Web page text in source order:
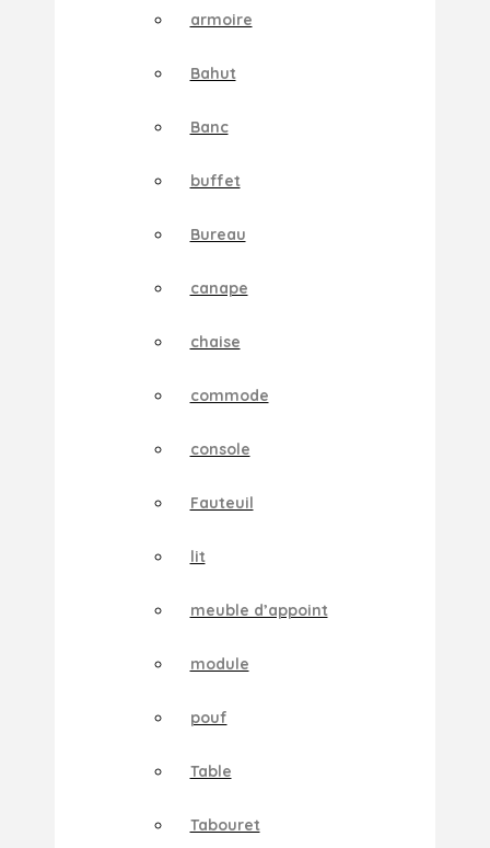
armoire
Bahut
Banc
buffet
Bureau
canape
chaise
commode
console
Fauteuil
lit
meuble d’appoint
module
pouf
Table
Tabouret